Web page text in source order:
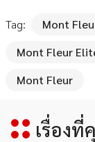
Tag:
Mont
Mont Fleur
Mont Fleur
เรื่อง